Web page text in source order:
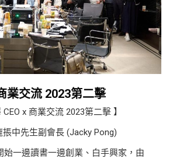
業交流 2023第二擊
x 商業交流 2023第二擊 】
中先生副會長 (Jacky Pong)
始一邊讀書一邊創業、白手興家，由